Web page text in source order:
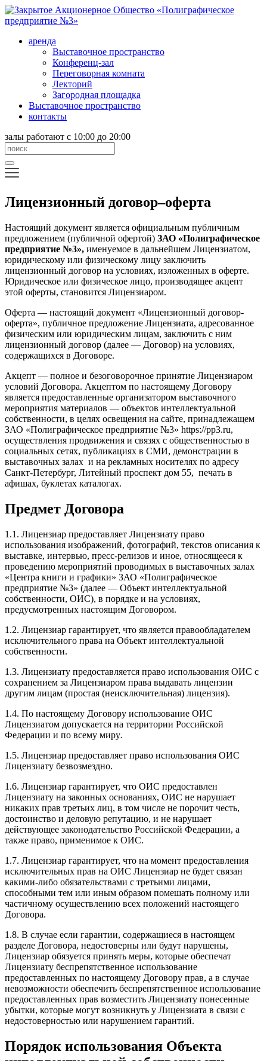
аренда
Выставочное пространство
Конференц-зал
Переговорная комната
Лекторий
Загородная площадка
Выставочное пространство
контакты
залы работают с 10:00 до 20:00
Лицензионный договор–оферта
Настоящий документ является официальным публичным
предложением (публичной офертой) ЗАО «Полиграфическое
предприятие №3», именуемое в дальнейшем Лицензиатом,
юридическому или физическому лицу заключить
лицензионный договор на условиях, изложенных в оферте.
Юридическое или физическое лицо, производящее акцепт
этой оферты, становится Лицензиаром.
Оферта — настоящий документ «Лицензионный договор-
оферта», публичное предложение Лицензиата, адресованное
физическим или юридическим лицам, заключить с ним
лицензионный договор (далее — Договор) на условиях,
содержащихся в Договоре.
Акцепт — полное и безоговорочное принятие Лицензиаром
условий Договора. Акцептом по настоящему Договору
является предоставленные организатором выставочного
мероприятия материалов — объектов интеллектуальной
собственности, в целях освещения на сайте, принадлежащем
ЗАО «Полиграфическое предприятие №3» https://pp3.ru,
осуществления продвижения и связях с общественностью в
социальных сетях, публикациях в СМИ, демонстрации в
выставочных залах и на рекламных носителях по адресу
Санкт-Петербург, Литейный проспект дом 55, печать в
афишах, буклетах каталогах.
Предмет Договора
1.1. Лицензиар предоставляет Лицензиату право
использования изображений, фотографий, текстов описания к
выставке, интервью, пресс-релизов и иное, относящееся к
проведению мероприятий проводимых в выставочных залах
«Центра книги и графики» ЗАО «Полиграфическое
предприятие №3» (далее — Объект интеллектуальной
собственности, ОИС), в порядке и на условиях,
предусмотренных настоящим Договором.
1.2. Лицензиар гарантирует, что является правообладателем
исключительного права на Объект интеллектуальной
собственности.
1.3. Лицензиату предоставляется право использования ОИС с
сохранением за Лицензиаром права выдавать лицензии
другим лицам (простая (неисключительная) лицензия).
1.4. По настоящему Договору использование ОИС
Лицензиатом допускается на территории Российской
Федерации и по всему миру.
1.5. Лицензиар предоставляет право использования ОИС
Лицензиату безвозмездно.
1.6. Лицензиар гарантирует, что ОИС предоставлен
Лицензиату на законных основаниях, ОИС не нарушает
никаких прав третьих лиц, в том числе не порочит честь,
достоинство и деловую репутацию, и не нарушает
действующее законодательство Российской Федерации, а
также право, применимое к ОИС.
1.7. Лицензиар гарантирует, что на момент предоставления
исключительных прав на ОИС Лицензиар не будет связан
какими-либо обязательствами с третьими лицами,
способными тем или иным образом помешать полному или
частичному осуществлению всех положений настоящего
Договора.
1.8. В случае если гарантии, содержащиеся в настоящем
разделе Договора, недостоверны или будут нарушены,
Лицензиар обязуется принять меры, которые обеспечат
Лицензиату беспрепятственное использование
предоставленных по настоящему Договору прав, а в случае
невозможности обеспечить беспрепятственное использование
предоставленных прав возместить Лицензиату понесенные
убытки, которые могут возникнуть у Лицензиата в связи с
недостоверностью или нарушением гарантий.
Порядок использования Объекта